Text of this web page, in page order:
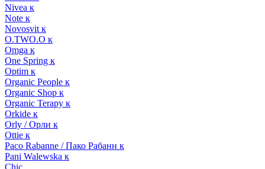
Nivea к
Note к
Novosvit к
O.TWO.O к
Omga к
One Spring к
Optim к
Organic People к
Organic Shop к
Organic Terapy к
Orkide к
Orly / Орли к
Ottie к
Paco Rabanne / Пако Рабанн к
Pani Walewska к
Chic